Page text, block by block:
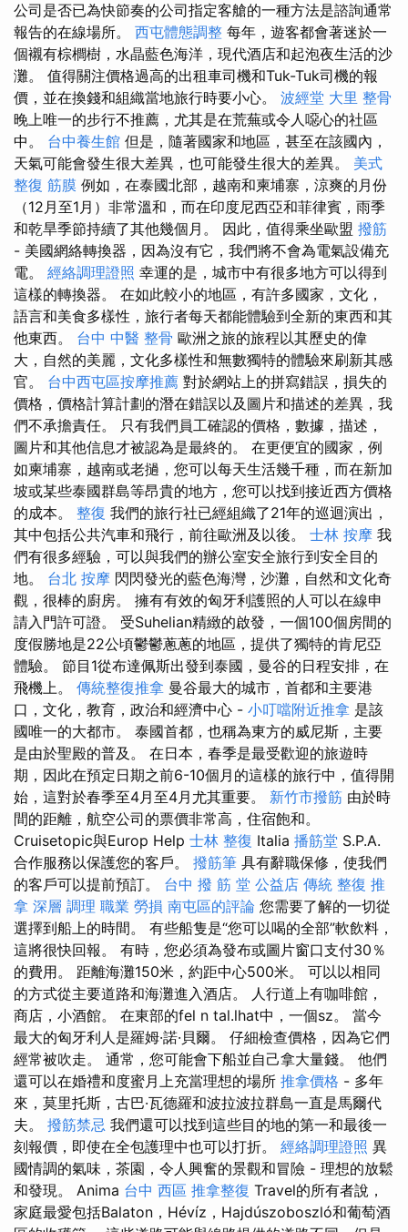
公司是否已為快節奏的公司指定客艙的一種方法是諮詢通常
報告的在線場所。 西屯體態調整 每年，遊客都會著迷於一
個襯有棕櫚樹，水晶藍色海洋，現代酒店和起泡夜生活的沙
灘。 值得關注價格過高的出租車司機和Tuk-Tuk司機的報
價，並在換錢和組織當地旅行時要小心。 波經堂 大里 整骨
晚上唯一的步行不推薦，尤其是在荒蕪或令人噁心的社區
中。 台中養生館 但是，隨著國家和地區，甚至在該國內，
天氣可能會發生很大差異，也可能發生很大的差異。 美式
整復 筋膜 例如，在泰國北部，越南和柬埔寨，涼爽的月份
（12月至1月）非常溫和，而在印度尼西亞和菲律賓，雨季
和乾旱季節持續了其他幾個月。 因此，值得乘坐歐盟 撥筋
- 美國網絡轉換器，因為沒有它，我們將不會為電氣設備充
電。 經絡調理證照 幸運的是，城市中有很多地方可以得到
這樣的轉換器。 在如此較小的地區，有許多國家，文化，
語言和美食多樣性，旅行者每天都能體驗到全新的東西和其
他東西。 台中 中醫 整骨 歐洲之旅的旅程以其歷史的偉
大，自然的美麗，文化多樣性和無數獨特的體驗來刷新其感
官。 台中西屯區按摩推薦 對於網站上的拼寫錯誤，損失的
價格，價格計算計劃的潛在錯誤以及圖片和描述的差異，我
們不承擔責任。 只有我們員工確認的價格，數據，描述，
圖片和其他信息才被認為是最終的。 在更便宜的國家，例
如柬埔寨，越南或老撾，您可以每天生活幾千種，而在新加
坡或某些泰國群島等昂貴的地方，您可以找到接近西方價格
的成本。 整復 我們的旅行社已經組織了21年的巡迴演出，
其中包括公共汽車和飛行，前往歐洲及以後。 士林 按摩 我
們有很多經驗，可以與我們的辦公室安全旅行到安全目的
地。 台北 按摩 閃閃發光的藍色海灣，沙灘，自然和文化奇
觀，很棒的廚房。 擁有有效的匈牙利護照的人可以在線申
請入門許可證。 受Suhelian精緻的啟發，一個100個房間的
度假勝地是22公頃鬱鬱蔥蔥的地區，提供了獨特的肯尼亞
體驗。 節目1從布達佩斯出發到泰國，曼谷的日程安排，在
飛機上。 傳統整復推拿 曼谷最大的城市，首都和主要港
口，文化，教育，政治和經濟中心 - 小叮噹附近推拿 是該
國唯一的大都市。 泰國首都，也稱為東方的威尼斯，主要
是由於聖殿的普及。 在日本，春季是最受歡迎的旅遊時
期，因此在預定日期之前6-10個月的這樣的旅行中，值得開
始，這對於春季至4月至4月尤其重要。 新竹市撥筋 由於時
間的距離，航空公司的票價非常高，住宿飽和。
Cruisetopic與Europ Help 士林 整復 Italia 播筋堂 S.P.A.
合作服務以保護您的客戶。 撥筋筆 具有辭職保修，使我們
的客戶可以提前預訂。 台中 撥 筋 堂 公益店 傳統 整復 推
拿 深層 調理 職業 勞損 南屯區的評論 您需要了解的一切從
選擇到船上的時間。 有些船隻是“您可以喝的全部”軟飲料，
這將很快回報。 有時，您必須為發布或圖片窗口支付30％
的費用。 距離海灘150米，約距中心500米。 可以以相同
的方式從主要道路和海灘進入酒店。 人行道上有咖啡館，
商店，小酒館。 在東部的fel n tal.lhat中，一個sz。 當今
最大的匈牙利人是羅姆·諾·貝爾。 仔細檢查價格，因為它們
經常被吹走。 通常，您可能會下船並自己拿大量錢。 他們
還可以在婚禮和度蜜月上充當理想的場所 推拿價格 - 多年
來，莫里托斯，古巴·瓦德羅和波拉波拉群島一直是馬爾代
夫。 撥筋禁忌 我們還可以找到這些目的地的第一和最後一
刻報價，即使在全包護理中也可以打折。 經絡調理證照 異
國情調的氣味，茶園，令人興奮的景觀和冒險 - 理想的放鬆
和發現。 Anima 台中 西區 推拿整復 Travel的所有者說，
家庭最愛包括Balaton，Hévíz，Hajdúszoboszló和葡萄酒